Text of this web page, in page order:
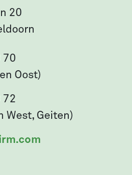
20
70
Oost)
72
West, Geiten)